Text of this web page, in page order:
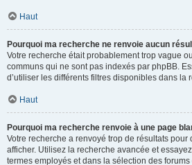
Haut
Pourquoi ma recherche ne renvoie aucun
Votre recherche était probablement trop vague
communs qui ne sont pas indexés par phpBB.
d’utiliser les différents filtres disponibles dans la
Haut
Pourquoi ma recherche renvoie à une page
Votre recherche a renvoyé trop de résultats
afficher. Utilisez la recherche avancée et
termes employés et dans la sélection des